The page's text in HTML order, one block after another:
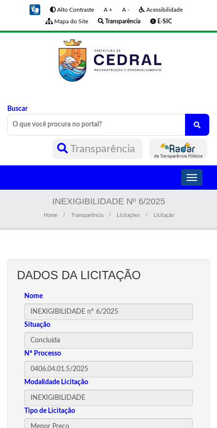
Alto Contraste A + A -
Acessibilidade
Mapa do Site
Transparência E-SIC
Buscar
Transparência
Toggle
INEXIGIBILIDADE Nº 6/2025
Home Transparência Licitações Licitação
DADOS DA LICITAÇÃO
Nome
Situação
Nº Processo
Modalidade Licitação
Tipo de Licitação